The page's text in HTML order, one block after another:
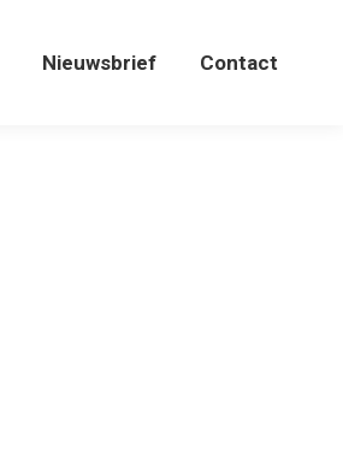
Nieuwsbrief Contact
Nieuwsbrief Contact